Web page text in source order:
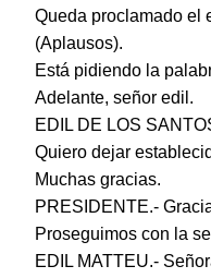
Queda proclamado el
(Aplausos).
Está pidiendo la
Adelante, señor edil.
EDIL DE LOS
Quiero dejar
Muchas gracias.
PRESIDENTE.-
Proseguimos con la
EDIL MATTEU.-